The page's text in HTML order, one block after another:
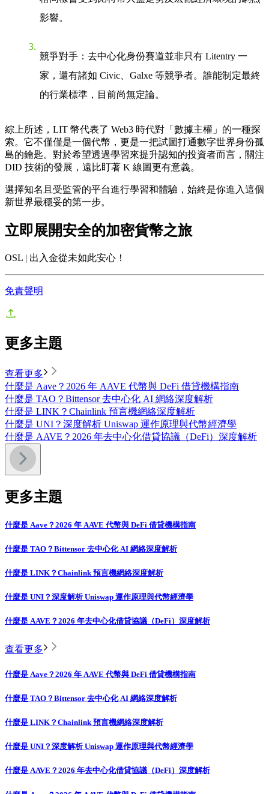
影響。
競爭對手 ：去中心化身份賽道並非只有 Litentry 一
家，還有諸如 Civic、Galxe 等競爭者。誰能制定最終
的行業標準，目前尚無定論。
綜上所述，LIT 幣代表了 Web3 時代對「數據主權」的一種探
索。它不僅僅是一個代幣，更是一把試圖打通數字世界身份孤
島的鑰匙。對於希望透過學習來提升認知的投資者而言，關注
DID 技術的發展，遠比盯著 K 線圖更有意義。
選擇知名且受監管的平台進行學習和體驗，始終是你進入這個
新世界最穩妥的第一步。
立即展開安全的加密貨幣之旅
OSL | 出入金從未如此安心！
免責聲明
更多主題
查看更多
什麼是 Aave？2026 年 AAVE 代幣與 DeFi 借貸機構指南
什麼是 TAO？Bittensor 去中心化 AI 網絡深度解析
什麼是 LINK？Chainlink 預言機網絡深度解析
什麼是 UNI？深度解析 Uniswap 運作原理與代幣經濟學
什麼是 AAVE？2026 年去中心化借貸協議（DeFi）深度解析
更多主題
什麼是 Aave？2026 年 AAVE 代幣與 DeFi 借貸機構指南
什麼是 TAO？Bittensor 去中心化 AI 網絡深度解析
什麼是 LINK？Chainlink 預言機網絡深度解析
什麼是 UNI？深度解析 Uniswap 運作原理與代幣經濟學
什麼是 AAVE？2026 年去中心化借貸協議（DeFi）深度解析
查看更多
什麼是 Aave？2026 年 AAVE 代幣與 DeFi 借貸機構指南
什麼是 TAO？Bittensor 去中心化 AI 網絡深度解析
什麼是 LINK？Chainlink 預言機網絡深度解析
什麼是 UNI？深度解析 Uniswap 運作原理與代幣經濟學
什麼是 AAVE？2026 年去中心化借貸協議（DeFi）深度解析